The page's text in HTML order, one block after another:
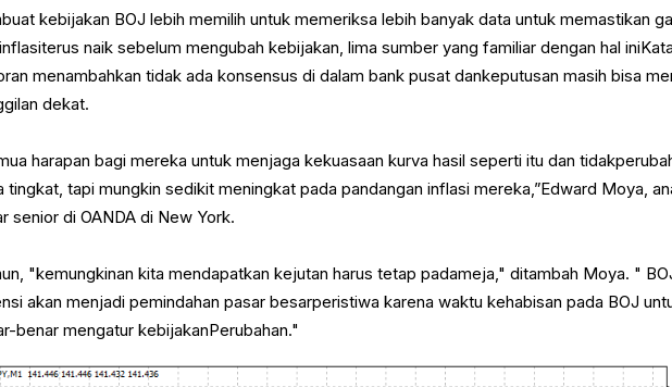
kebijakan BOJ lebih memilih untuk memeriksa lebih banyak data untuk memastikan
naik sebelum mengubah kebijakan, lima sumber yang familiar dengan hal
menambahkan tidak ada konsensus di dalam bank pusat dankeputusan masih bisa
dekat.
harapan bagi mereka untuk menjaga kekuasaan kurva hasil seperti itu dan
tingkat, tapi mungkin sedikit meningkat pada pandangan inflasi mereka,”Edward Moya,
senior di OANDA di New York.
"kemungkinan kita mendapatkan kejutan harus tetap padameja," ditambah Moya. "
akan menjadi pemindahan pasar besarperistiwa karena waktu kehabisan pada BOJ
benar mengatur kebijakanPerubahan."